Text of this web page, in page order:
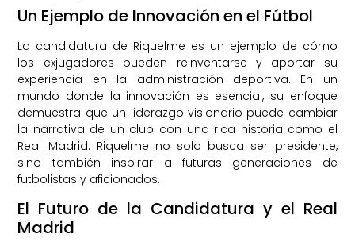
Un Ejemplo de Innovación en el Fútbol
La candidatura de Riquelme es un ejemplo de cómo
los exjugadores pueden reinventarse y aportar su
experiencia en la administración deportiva. En un
mundo donde la innovación es esencial, su enfoque
demuestra que un liderazgo visionario puede cambiar
la narrativa de un club con una rica historia como el
Real Madrid. Riquelme no solo busca ser presidente,
sino también inspirar a futuras generaciones de
futbolistas y aficionados.
El Futuro de la Candidatura y el Real
Madrid